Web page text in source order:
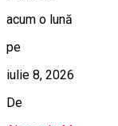
acum o lună
pe
iulie 8, 2026
De